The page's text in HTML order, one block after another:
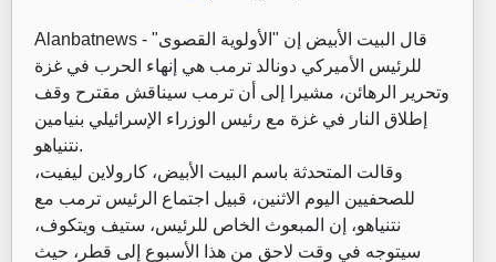
Alanbatnews - قال البيت الأبيض إن "الأولوية القصوى"
للرئيس الأميركي دونالد ترمب هي إنهاء الحرب في غزة
وتحرير الرهائن، مشيرا إلى أن ترمب سيناقش مقترح وقف
إطلاق النار في غزة مع رئيس الوزراء الإسرائيلي بنيامين
نتنياهو.
وقالت المتحدثة باسم البيت الأبيض، كارولاين ليفيت،
للصحفيين اليوم الاثنين، قبيل اجتماع الرئيس ترمب مع
نتنياهو، إن المبعوث الخاص للرئيس، ستيف ويتكوف،
سيتوجه في وقت لاحق من هذا الأسبوع إلى قطر، حيث